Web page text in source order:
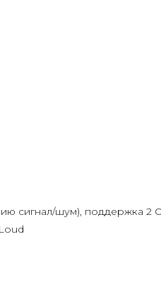
сигнал/шум), поддержка 2